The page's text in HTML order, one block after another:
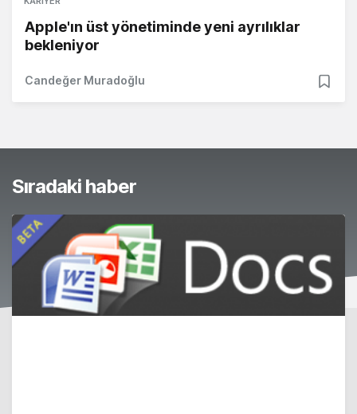
Apple'ın üst yönetiminde yeni ayrılıklar
bekleniyor
Candeğer Muradoğlu
Sıradaki haber